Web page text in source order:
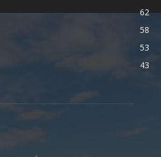
62
58
53
43